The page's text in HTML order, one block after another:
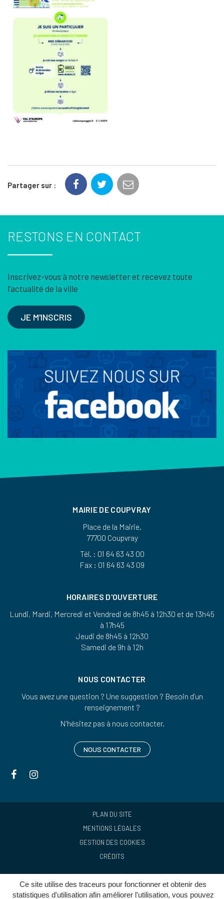
Ce site utilise des traceurs pour fonctionner et obtenir des
statistiques d'utilisation afin améliorer l'utilisation, vous pouvez
Partager sur :
RESTONS EN CONTACT
Inscrivez-vous à notre newsletter et recevez toute
l’actualité de la ville
JE M'INSCRIS
MAIRIE DE COUPVRAY
Place de la Mairie,
77700 Coupvray
Tél. : 01 64 63 43 00
Fax : 01 64 63 43 09
HORAIRES D'OUVERTURE
Lundi, Mardi, Mercredi et Vendredi de 8h45 à 12h30 et de 13h45
à 17h45
Jeudi de 8h45 à 12h30
Samedi de 9h à 12h
NOUS CONTACTER
Vous avez une question ? Une suggestion ? Besoin d’un
renseignement ?
N’hésitez pas à nous contacter.
NOUS CONTACTER
Lien
le
le
PLAN DU SITE
MENTIONS LÉGALES
GESTION DES COOKIES
CRÉDITS